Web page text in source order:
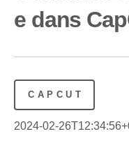
e dans
CAPCUT
2024-02-